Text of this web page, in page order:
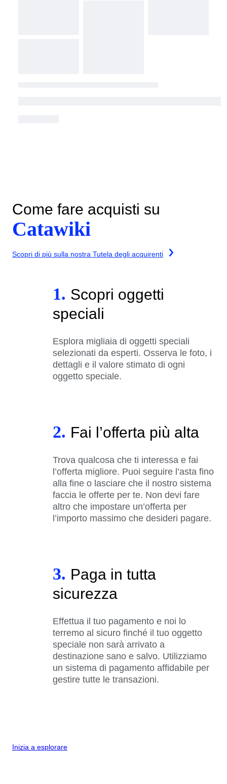
Come fare acquisti su
Catawiki
Scopri di più sulla nostra Tutela degli acquirenti
1. Scopri oggetti
speciali
Esplora migliaia di oggetti speciali
selezionati da esperti. Osserva le foto, i
dettagli e il valore stimato di ogni
oggetto speciale.
2. Fai l’offerta più alta
Trova qualcosa che ti interessa e fai
l’offerta migliore. Puoi seguire l’asta fino
alla fine o lasciare che il nostro sistema
faccia le offerte per te. Non devi fare
altro che impostare un’offerta per
l’importo massimo che desideri pagare.
3. Paga in tutta
sicurezza
Effettua il tuo pagamento e noi lo
terremo al sicuro finché il tuo oggetto
speciale non sarà arrivato a
destinazione sano e salvo. Utilizziamo
un sistema di pagamento affidabile per
gestire tutte le transazioni.
Inizia a esplorare